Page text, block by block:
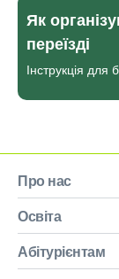
Як
переїзді
Інструкція для
Про нас
Освіта
Абітурієнтам